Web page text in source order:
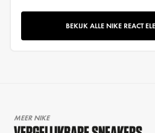
BEKIJK ALLE NIKE REACT
MEER NIKE